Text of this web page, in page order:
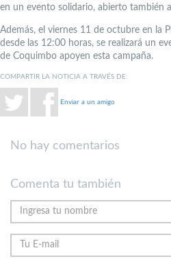
en un evento solidario, abierto también
Además, el viernes 11 de octubre en la
desde las 12:00 horas, se realizará un
de Coquimbo apoyen esta campaña.
COMPARTIR LA NOTICIA A TRAVÉS DE:
Enviar a un amigo
No hay comentarios
Comenta tu también